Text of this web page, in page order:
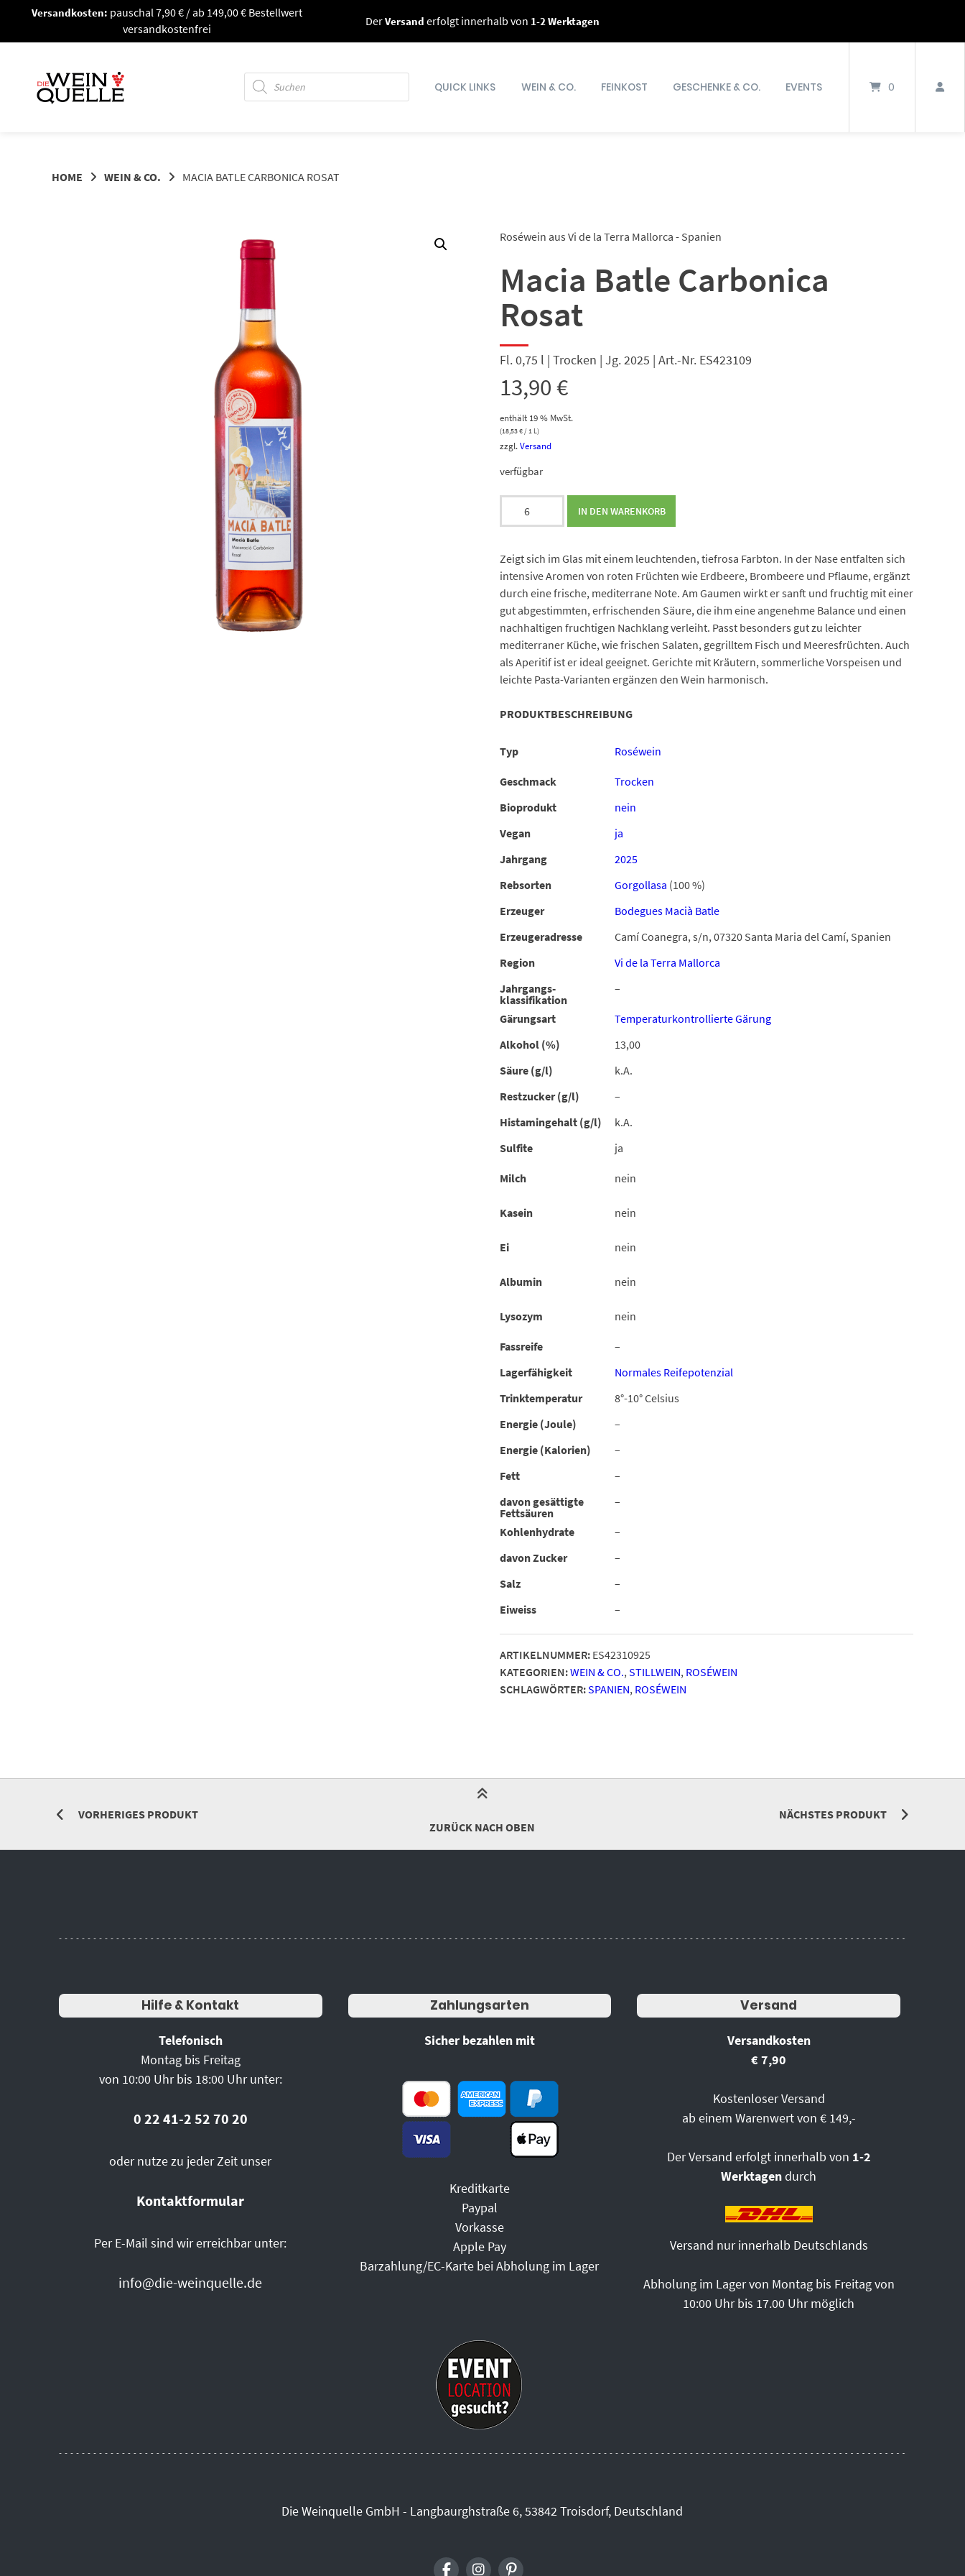
Springe
Inhalt
Versandkosten: pauschal 7,90 € / ab 149,00 € Bestellwert
versandkostenfrei
DerVersand erfolgt innerhalb von 1-2 Werktagen
Products
search
QUICK LINKS WEIN & CO. FEINKOST GESCHENKE & CO. EVENTS 0
HOME WEIN & CO. MACIA BATLE CARBONICA ROSAT
Roséwein aus Vi de la Terra Mallorca - Spanien
Macia Batle Carbonica
Rosat
Fl. 0,75 l | Trocken | Jg. 2025 | Art.-Nr. ES423109
13,90€
enthält 19 % MwSt.
(18,53€/ 1 L)
zzgl.Versand
verfügbar
Rosat
Menge
IN DEN WARENKORB
Zeigt sich im Glas mit einem leuchtenden, tiefrosa Farbton. In der Nase entfalten sich
intensive Aromen von roten Früchten wie Erdbeere, Brombeere und Pflaume, ergänzt
durch eine frische, mediterrane Note. Am Gaumen wirkt er sanft und fruchtig mit einer
gut abgestimmten, erfrischenden Säure, die ihm eine angenehme Balance und einen
nachhaltigen fruchtigen Nachklang verleiht. Passt besonders gut zu leichter
mediterraner Küche, wie frischen Salaten, gegrilltem Fisch und Meeresfrüchten. Auch
als Aperitif ist er ideal geeignet. Gerichte mit Kräutern, sommerliche Vorspeisen und
leichte Pasta-Varianten ergänzen den Wein harmonisch.
PRODUKTBESCHREIBUNG
Typ Roséwein
Geschmack
Trocken
Bioprodukt
nein
Vegan
ja
Jahrgang
2025
Rebsorten
Gorgollasa (100 %)
Erzeuger
Bodegues Macià Batle
Erzeugeradresse
Camí Coanegra, s/n, 07320 Santa Maria del Camí, Spanien
Region
Vi de la Terra Mallorca
Jahrgangs-
klassifikation
–
Gärungsart
Temperaturkontrollierte Gärung
Alkohol (%)
13,00
Säure (g/l)
k.A.
Restzucker (g/l)
–
Histamingehalt (g/l)
k.A.
Sulfite
ja
Milch nein
Kasein nein
Ei nein
Albumin nein
Lysozym nein
Fassreife
–
Lagerfähigkeit
Normales Reifepotenzial
Trinktemperatur
8°-10° Celsius
Energie (Joule)
–
Energie (Kalorien)
–
Fett
–
davon gesättigte
Fettsäuren
–
Kohlenhydrate
–
davon Zucker
–
Salz
–
Eiweiss
–
ARTIKELNUMMER: ES42310925
KATEGORIEN:WEIN & CO.,STILLWEIN, ROSÉWEIN
SCHLAGWÖRTER:SPANIEN, ROSÉWEIN
VORHERIGES PRODUKT
NÄCHSTES PRODUKT
ZURÜCK NACH OBEN
Hilfe & Kontakt
Telefonisch
Montag bis Freitag
von 10:00 Uhr bis 18:00 Uhr unter:
0 22 41-2 52 70 20
oder nutze zu jeder Zeit unser
Kontaktformular
Per E-Mail sind wir erreichbar unter:
info@die-weinquelle.de
Zahlungsarten
Sicher bezahlen mit
Kreditkarte
Paypal
Vorkasse
Apple Pay
Barzahlung/EC-Karte bei Abholung im Lager
Versand
Versandkosten
€ 7,90
Kostenloser Versand
ab einem Warenwert von € 149,-
Der Versand erfolgt innerhalb von 1-2
Werktagendurch
Versand nur innerhalb Deutschlands
Abholung im Lager von Montag bis Freitag von
10:00 Uhr bis 17.00 Uhr möglich
Die Weinquelle GmbH - Langbaurghstraße 6, 53842 Troisdorf, Deutschland